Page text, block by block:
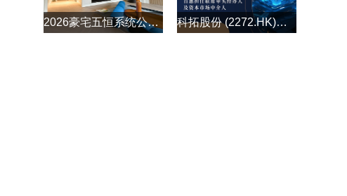
2026豪宅五恒系统公司怎么选？别墅大平层全空气五恒系统原厂直供 科拓股份 (2272.HK)启动招股 百惠担任联席牵头经办人及资本市场中介人